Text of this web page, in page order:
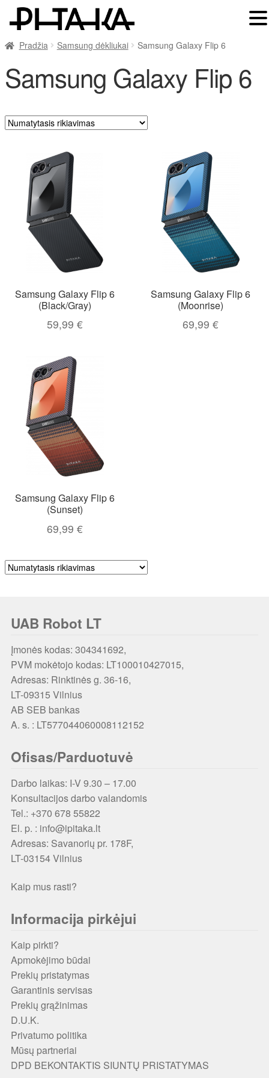
Pradžia Samsung dėkliukai Samsung Galaxy Flip 6
Samsung Galaxy Flip 6
Samsung Galaxy Flip 6
(Black/Gray)
59,99€
Samsung Galaxy Flip 6
(Moonrise)
69,99€
Samsung Galaxy Flip 6
(Sunset)
69,99€
UAB Robot LT
Įmonės kodas: 304341692,
PVM mokėtojo kodas: LT100010427015,
Adresas: Rinktinės g. 36-16,
LT-09315 Vilnius
AB SEB bankas
A. s. : LT577044060008112152
Ofisas/Parduotuvė
Darbo laikas: I-V 9.30 – 17.00
Konsultacijos darbo valandomis
Tel.: +370 678 55822
El. p. : info@ipitaka.lt
Adresas: Savanorių pr. 178F,
LT-03154 Vilnius
Kaip mus rasti?
Informacija pirkėjui
Kaip pirkti?
Apmokėjimo būdai
Prekių pristatymas
Garantinis servisas
Prekių grąžinimas
D.U.K.
Privatumo politika
Mūsų partneriai
DPD BEKONTAKTIS SIUNTŲ PRISTATYMAS